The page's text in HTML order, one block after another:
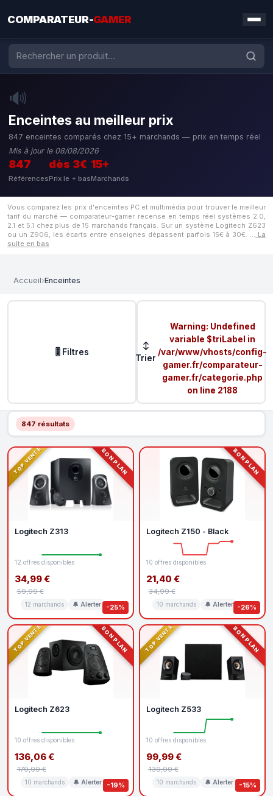
COMPARATEUR-GAMER
🔊
Enceintes au meilleur prix
847 enceintes comparés chez 15+ marchands — prix en temps réel
Mis à jour le 08/08/2026
847
Références
dès 3€
Prix le + bas
15+
Marchands
Vous comparez les prix d'enceintes PC et multimédia pour trouver le meilleur
tarif du marché — comparateur-gamer recense en temps réel systèmes 2.0,
2.1 et 5.1 chez plus de 15 marchands français. Sur un système Logitech Z623
ou un Z906, les écarts entre enseignes dépassent parfois 15€ à 30€. … La
suite en bas
Accueil›Enceintes
🎚️ Filtres
↕
Trier
Warning: Undefined
variable $triLabel in
/var/www/vhosts/config-
gamer.fr/comparateur-
gamer.fr/categorie.php
on line 2188
847 résultats
TOP VENTE BON PLAN
-25%
Logitech Z313
12 offres disponibles
34,99 €
59,99 €
12 marchands 🔔 Alerter
BON PLAN
-26%
Logitech Z150 - Black
10 offres disponibles
21,40 €
34,99 €
10 marchands 🔔 Alerter
TOP VENTE BON PLAN
-19%
Logitech Z623
10 offres disponibles
136,06 €
179,99 €
10 marchands 🔔 Alerter
TOP VENTE BON PLAN
-15%
Logitech Z533
10 offres disponibles
99,99 €
139,99 €
10 marchands 🔔 Alerter